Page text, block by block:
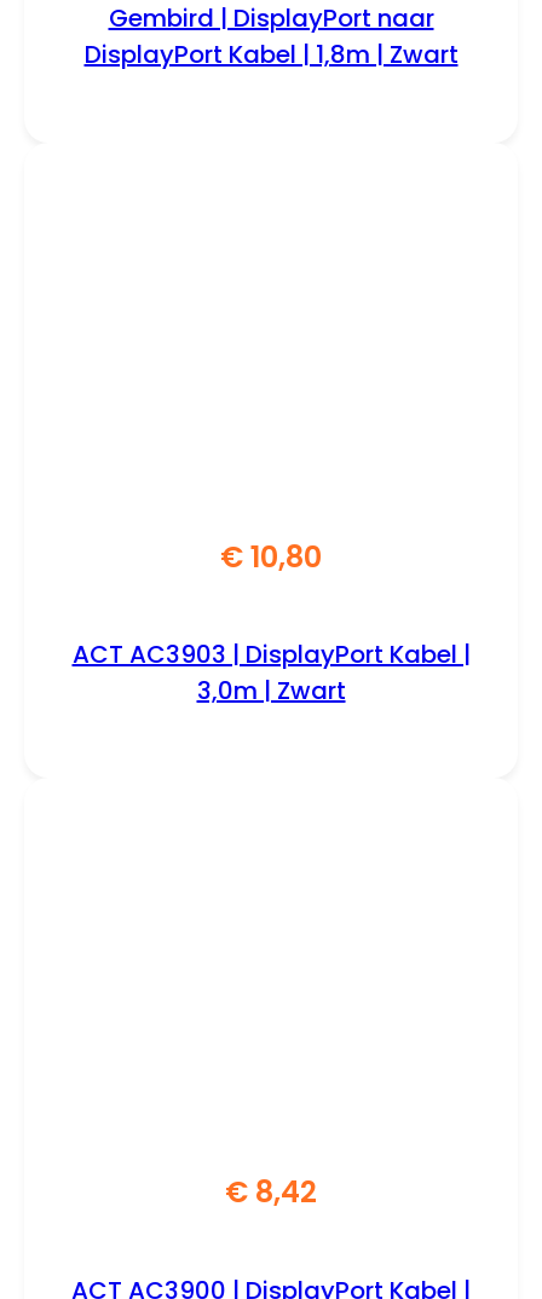
Gembird | DisplayPort naar
DisplayPort Kabel | 1,8m | Zwart
€10,80
ACT AC3903 | DisplayPort Kabel |
3,0m | Zwart
€ 8,42
ACT AC3900 | DisplayPort Kabel |